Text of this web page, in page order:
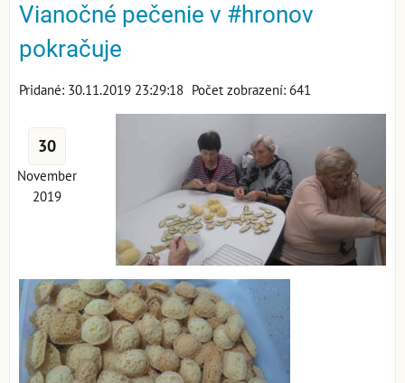
Vianočné pečenie v #hronov
pokračuje
Pridané: 30.11.2019 23:29:18 Počet zobrazení: 641
30
November
2019